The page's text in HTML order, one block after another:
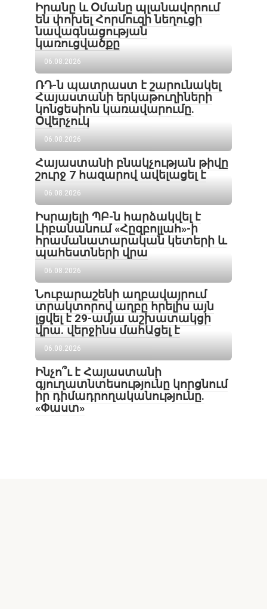
Իրանը և Օմանը պլանավորում
են փոխել Հորմուզի նեղուցի
նավագնացության
կառուցվածքը
06.08.2026
ՌԴ-ն պատրաստ է շարունակել
Հայաստանի երկաթուղիների
կոնցեսիոն կառավարումը.
Օվերչուկ
06.08.2026
Հայաստանի բնակչության թիվը
շուրջ 7 հազարով ավելացել է
06.08.2026
Իսրայելի ՊԲ-ն հարձակվել է
Լիբանանում «Հըզբոլլահ»-ի
հրամանատարական կետերի և
պահեստների վրա
06.08.2026
Նուբարաշենի աղբավայրում
տրակտորով աղբը հրելիս այն
լցվել է 29-ամյա աշխատակցի
վրա. վերջինս մահԱցել է
06.08.2026
Ինչո՞ւ է Հայաստանի
գյուղատնտեսությունը կորցնում
իր դիմադրողականությունը.
«Փաստ»